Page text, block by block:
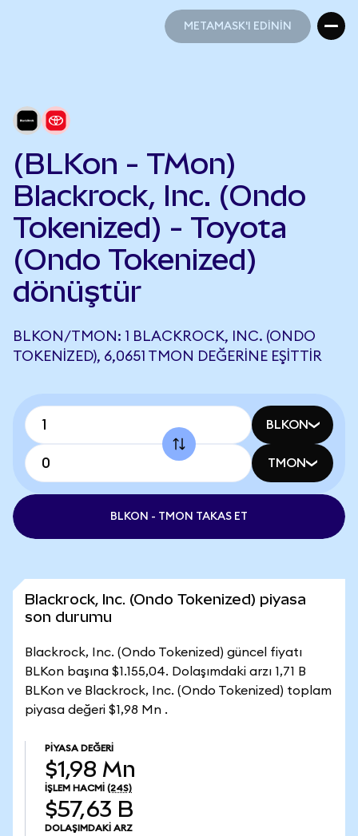
METAMASK'I EDİNİN
(BLKon - TMon)
Blackrock, Inc. (Ondo
Tokenized) - Toyota
(Ondo Tokenized)
dönüştür
BLKON/TMON: 1 BLACKROCK, INC. (ONDO
TOKENIZED), 6,0651 TMON DEĞERINE EŞITTIR
BLKON
TMON
BLKON - TMON TAKAS ET
Blackrock, Inc. (Ondo Tokenized) piyasa
son durumu
Blackrock, Inc. (Ondo Tokenized) güncel fiyatı
BLKon başına $1.155,04. Dolaşımdaki arzı 1,71 B
BLKon ve Blackrock, Inc. (Ondo Tokenized) toplam
piyasa değeri $1,98 Mn .
PIYASA DEĞERI
$1,98 Mn
İŞLEM HACMI (24S)
$57,63 B
DOLAŞIMDAKI ARZ